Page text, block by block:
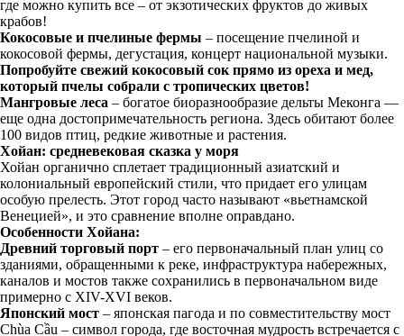
где можно купить все – от экзотических фруктов до живых
крабов!
Кокосовые и пчелиные фермы – посещение пчелиной и
кокосовой фермы, дегустация, концерт национальной музыки.
Попробуйте свежий кокосовый сок прямо из ореха и мед,
который пчелы собрали с тропических цветов!
Мангровые леса – богатое биоразнообразие дельты Меконга —
еще одна достопримечательность региона. Здесь обитают более
100 видов птиц, редкие животные и растения.
Хойан: средневековая сказка у моря
Хойан органично сплетает традиционный азиатский и
колониальный европейский стили, что придает его улицам
особую прелесть. Этот город часто называют «вьетнамской
Венецией», и это сравнение вполне оправдано.
Особенности Хойана:
Древний торговый порт – его первоначальный план улиц со
зданиями, обращенными к реке, инфраструктура набережных,
каналов и мостов также сохранились в первоначальном виде
примерно с XIV-XVI веков.
Японский мост – японская пагода и по совместительству мост
Chùa Cầu – символ города, где восточная мудрость встречается с